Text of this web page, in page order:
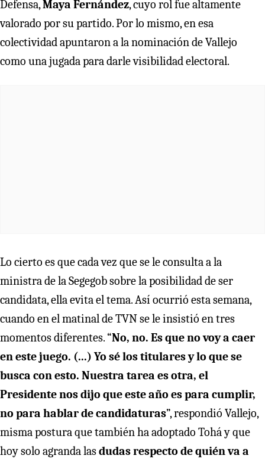
Defensa,Maya Fernández, cuyo rol fue altamente
valorado por su partido. Por lo mismo, en esa
colectividad apuntaron a la nominación de Vallejo
como una jugada para darle visibilidad electoral.
Lo cierto es que cada vez que se le consulta a la
ministra de la Segegob sobre la posibilidad de ser
candidata, ella evita el tema. Así ocurrió esta semana,
cuando en el matinal de TVN se le insistió en tres
momentos diferentes. “No, no. Es que no voy a caer
en este juego. (...) Yo sé los titulares y lo que se
busca con esto. Nuestra tarea es otra, el
Presidente nos dijo que este año es para cumplir,
no para hablar de candidaturas”, respondió Vallejo,
misma postura que también ha adoptado Tohá y que
hoy solo agranda lasdudas respecto de quién va a